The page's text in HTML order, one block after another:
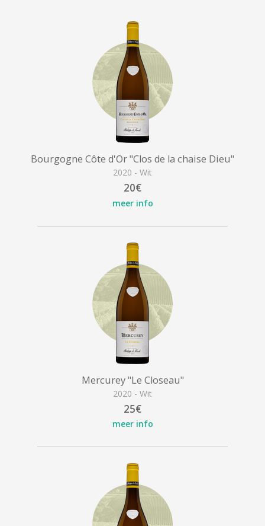
Bourgogne Côte d'Or "Clos de la chaise Dieu"
2020 - Wit
20€
meer info
Mercurey "Le Closeau"
2020 - Wit
25€
meer info